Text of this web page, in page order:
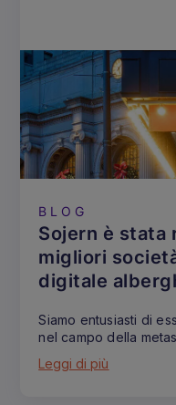
BLOG
Sojern è stata
migliori
digitale
Siamo entusiasti di
nel campo della
Leggi di più